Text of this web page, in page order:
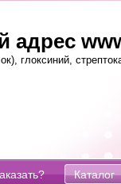
адрес
глоксиний,
Каталог